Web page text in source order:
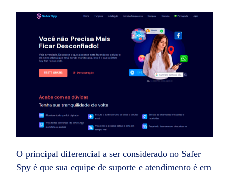
O principal diferencial a ser considerado no Safer
Spy é que sua equipe de suporte e atendimento é em